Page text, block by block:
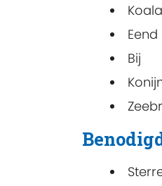
Koala
Eend
Bij